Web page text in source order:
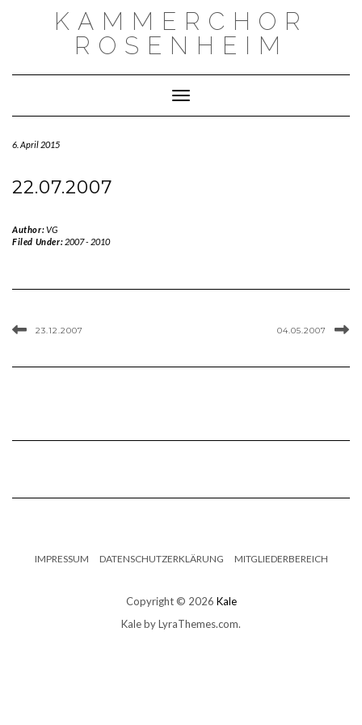
KAMMERCHOR
ROSENHEIM
Toggle Navigation
6. April 2015
22.07.2007
Author:VG
Filed Under: 2007 - 2010
23.12.2007 04.05.2007
IMPRESSUM DATENSCHUTZERKLÄRUNG MITGLIEDERBEREICH
Copyright © 2026 Kale
Kaleby LyraThemes.com.